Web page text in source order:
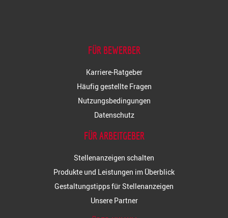
FÜR BEWERBER
Karriere-Ratgeber
Häufig gestellte Fragen
Nutzungsbedingungen
Datenschutz
FÜR ARBEITGEBER
Stellenanzeigen schalten
Produkte und Leistungen im Überblick
Gestaltungstipps für Stellenanzeigen
Unsere Partner